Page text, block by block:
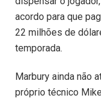
acordo para que
22 milhões de
temporada.
Marbury ainda não
próprio técnico